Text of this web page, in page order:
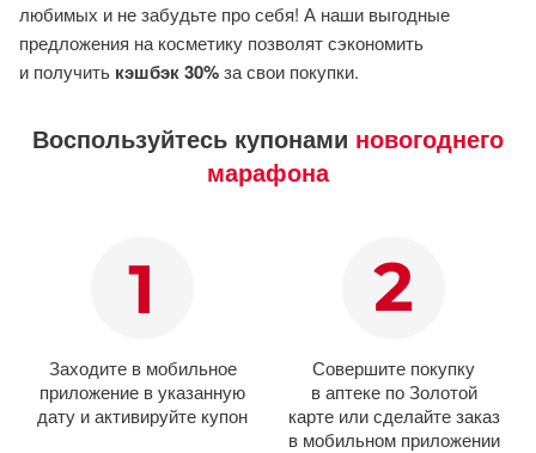
любимых и не забудьте про себя! А наши выгодные
предложения на косметику позволят сэкономить
и получить кэшбэк 30%за свои покупки.
Воспользуйтесь купонами новогоднего
марафона
Заходите в мобильное
приложение в указанную
дату и активируйте купон
Совершите покупку
в аптеке по Золотой
карте или сделайте заказ
в мобильном приложении